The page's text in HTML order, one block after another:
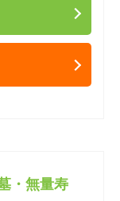
・無量寿